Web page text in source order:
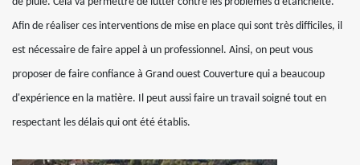
Afin de réaliser ces interventions de mise en place qui sont très difficiles, il
est nécessaire de faire appel à un professionnel. Ainsi, on peut vous
proposer de faire confiance à Grand ouest Couverture qui a beaucoup
d'expérience en la matière. Il peut aussi faire un travail soigné tout en
respectant les délais qui ont été établis.